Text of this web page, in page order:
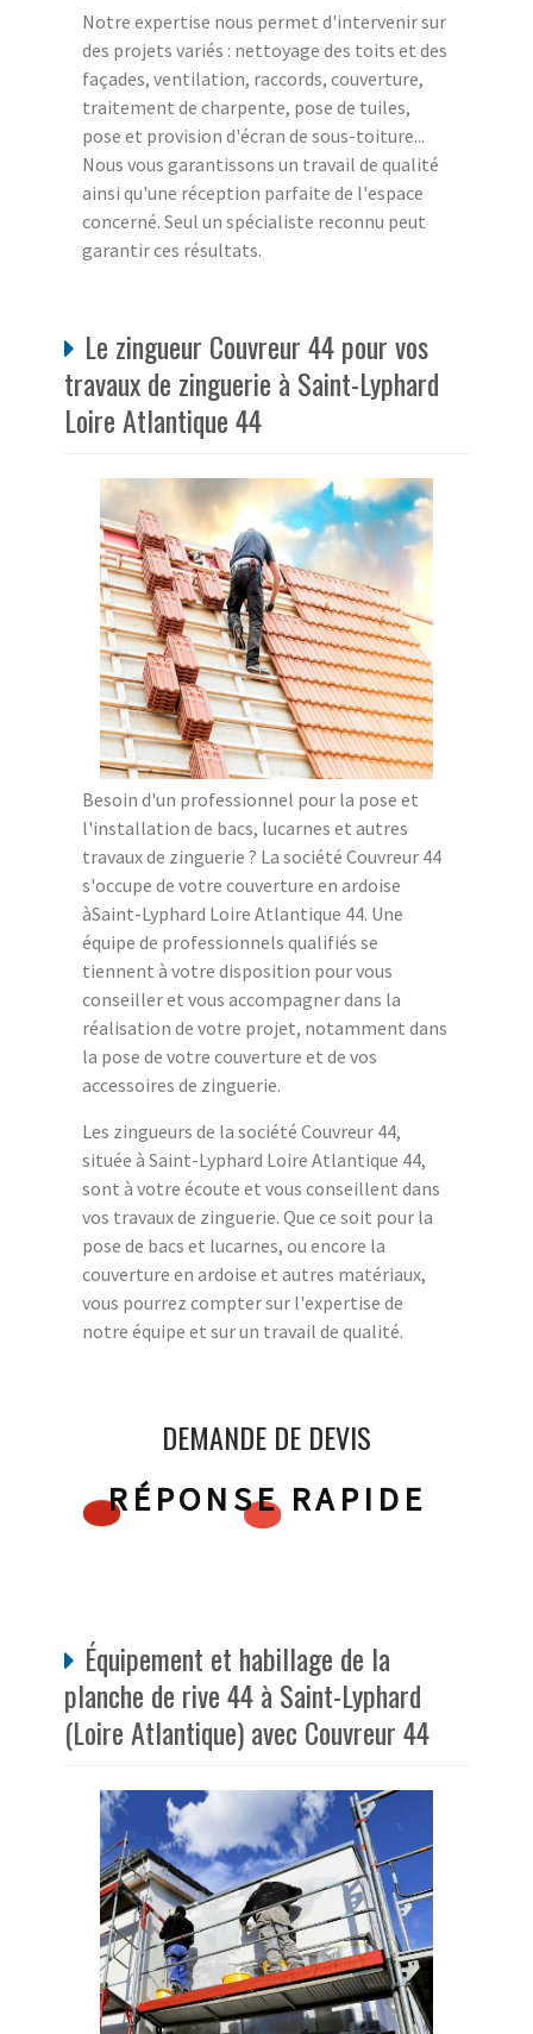
Notre expertise nous permet d'intervenir sur
des projets variés : nettoyage des toits et des
façades, ventilation, raccords, couverture,
traitement de charpente, pose de tuiles,
pose et provision d'écran de sous-toiture...
Nous vous garantissons un travail de qualité
ainsi qu'une réception parfaite de l'espace
concerné. Seul un spécialiste reconnu peut
garantir ces résultats.
Le zingueur Couvreur 44 pour vos
travaux de zinguerie à Saint-Lyphard
Loire Atlantique 44
Besoin d'un professionnel pour la pose et
l'installation de bacs, lucarnes et autres
travaux de zinguerie ? La société Couvreur 44
s'occupe de votre couverture en ardoise
àSaint-Lyphard Loire Atlantique 44. Une
équipe de professionnels qualifiés se
tiennent à votre disposition pour vous
conseiller et vous accompagner dans la
réalisation de votre projet, notamment dans
la pose de votre couverture et de vos
accessoires de zinguerie.
Les zingueurs de la société Couvreur 44,
située à Saint-Lyphard Loire Atlantique 44,
sont à votre écoute et vous conseillent dans
vos travaux de zinguerie. Que ce soit pour la
pose de bacs et lucarnes, ou encore la
couverture en ardoise et autres matériaux,
vous pourrez compter sur l'expertise de
notre équipe et sur un travail de qualité.
DEMANDE DE DEVIS
RÉPONSE RAPIDE
Équipement et habillage de la
planche de rive 44 à Saint-Lyphard
(Loire Atlantique) avec Couvreur 44